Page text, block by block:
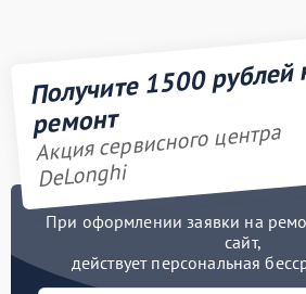
Получите 1500 рублей
ремонт
Акция сервисного центра
DeLonghi
При оформлении заявки на
сайт,
действует персональная